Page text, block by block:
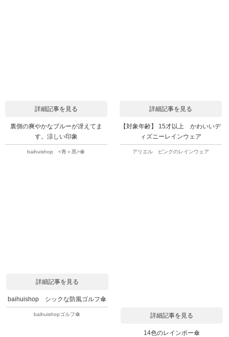
詳細記事を見る
裏側の爽やかなブルーが冴えてま
す。涼しい印象
baihuishop <青＋黒>傘
詳細記事を見る
【対象年齢】 15才以上 かわいいデ
ィズニーレインウェア
アリエル ピンクのレインウェア
詳細記事を見る
baihuishop シックな防風ゴルフ傘
baihuishopゴルフ傘 詳細記事を見る
14色のレインボー傘